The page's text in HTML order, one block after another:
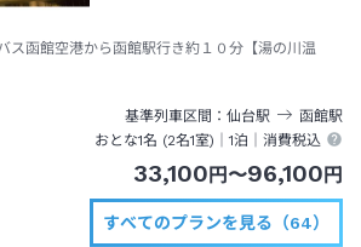
ス函館空港から函館駅行き約１０分【湯の川温
基準列車区間 仙台駅 函館駅
おとな1名 (2名1室)｜1泊 ｜消費税込
33,100 円 〜96,100 円
すべてのプランを見る（64）